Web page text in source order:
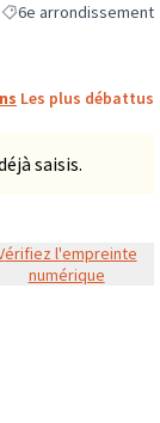
Éducation, enfance
Filtrer les résultats
6e arrondissement
Les plus débattus
saisis.
numérique